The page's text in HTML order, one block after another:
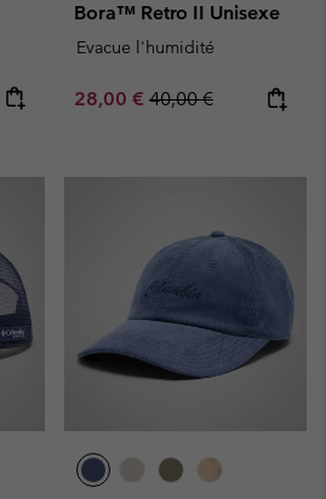
Bora™ Retro II Unisexe
Evacue l'humidité
Sale price:
28,00 € Regular price:
40,00 €